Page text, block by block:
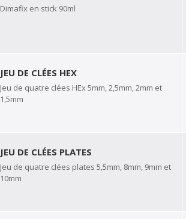
Dimafix en stick 90ml
JEU DE CLÉES HEX
Jeu de quatre clées HEx 5mm, 2,5mm, 2mm et
1,5mm
JEU DE CLÉES PLATES
Jeu de quatre clées plates 5,5mm, 8mm, 9mm et
10mm